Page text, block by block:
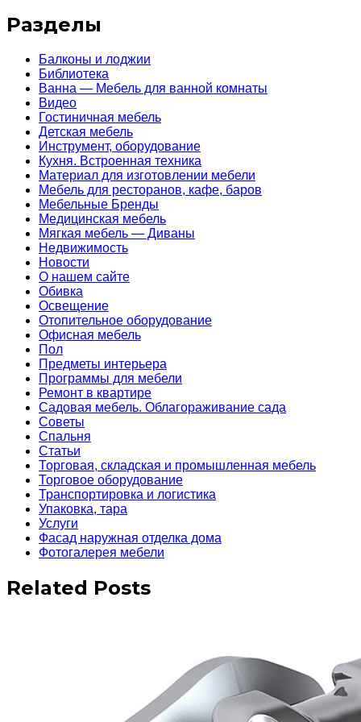
Разделы
Балконы и лоджии
Библиотека
Ванна — Мебель для ванной комнаты
Видео
Гостиничная мебель
Детская мебель
Инструмент, оборудование
Кухня. Встроенная техника
Материал для изготовлении мебели
Мебель для ресторанов, кафе, баров
Мебельные Бренды
Медицинская мебель
Мягкая мебель — Диваны
Недвижимость
Новости
О нашем сайте
Обивка
Освещение
Отопительное оборудование
Офисная мебель
Пол
Предметы интерьера
Программы для мебели
Ремонт в квартире
Садовая мебель. Облагораживание сада
Советы
Спальня
Статьи
Торговая, складская и промышленная мебель
Торговое оборудование
Транспортировка и логистика
Упаковка, тара
Услуги
Фасад наружная отделка дома
Фотогалерея мебели
Related Posts